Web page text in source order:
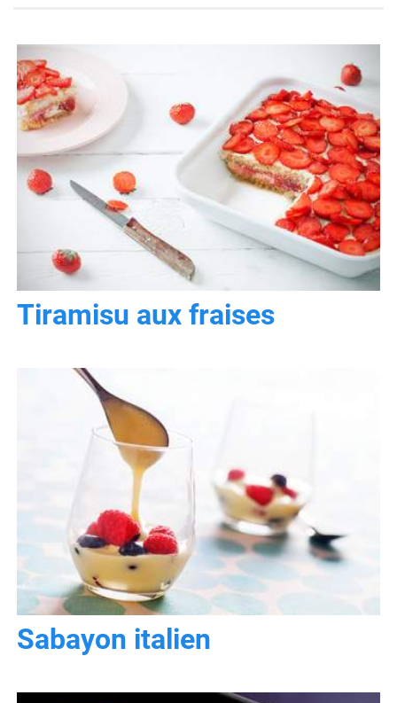
Tiramisu aux fraises
Sabayon italien